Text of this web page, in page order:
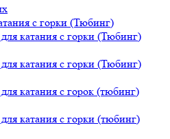
с горки (Тюбинг)
катания с горки (Тюбинг)
катания с горки (Тюбинг)
катания с горок (тюбинг)
катания с горки (тюбинг)